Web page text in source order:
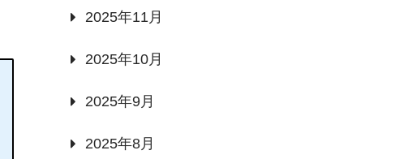
2025年11月
2025年10月
2025年9月
2025年8月